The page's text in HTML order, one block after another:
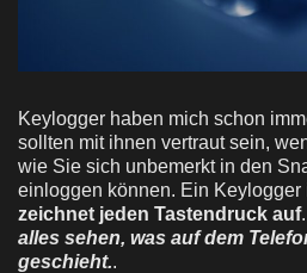
Keylogger haben mich schon
sollten mit ihnen vertraut sein,
wie Sie sich unbemerkt in den
einloggen können. Ein Keylogger
zeichnet jeden Tastendruck auf
alles sehen, was auf dem
geschieht..